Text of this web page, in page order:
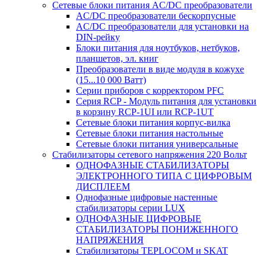
Сетевые блоки питания AC/DC преобразователи
AC/DC преобразователи бескорпусные
AC/DC преобразователи для установки на
DIN-рейку
Блоки питания для ноутбуков, нетбуков,
планшетов, эл. книг
Преобразователи в виде модуля в кожухе
(15...10 000 Ватт)
Серии приборов с корректором PFC
Серия RCP - Модуль питания для установки
в корзину RCP-1UI или RCP-1UT
Сетевые блоки питания корпус-вилка
Сетевые блоки питания настольные
Сетевые блоки питания универсальные
Стабилизаторы сетевого напряжения 220 Вольт
ОДНОФАЗНЫЕ СТАБИЛИЗАТОРЫ
ЭЛЕКТРОННОГО ТИПА С ЦИФРОВЫМ
ДИСПЛЕЕМ
Однофазные цифровые настенные
стабилизаторы серии LUX
ОДНОФАЗНЫЕ ЦИФРОВЫЕ
СТАБИЛИЗАТОРЫ ПОНИЖЕННОГО
НАПРЯЖЕНИЯ
Стабилизаторы TEPLOCOM и SKAT